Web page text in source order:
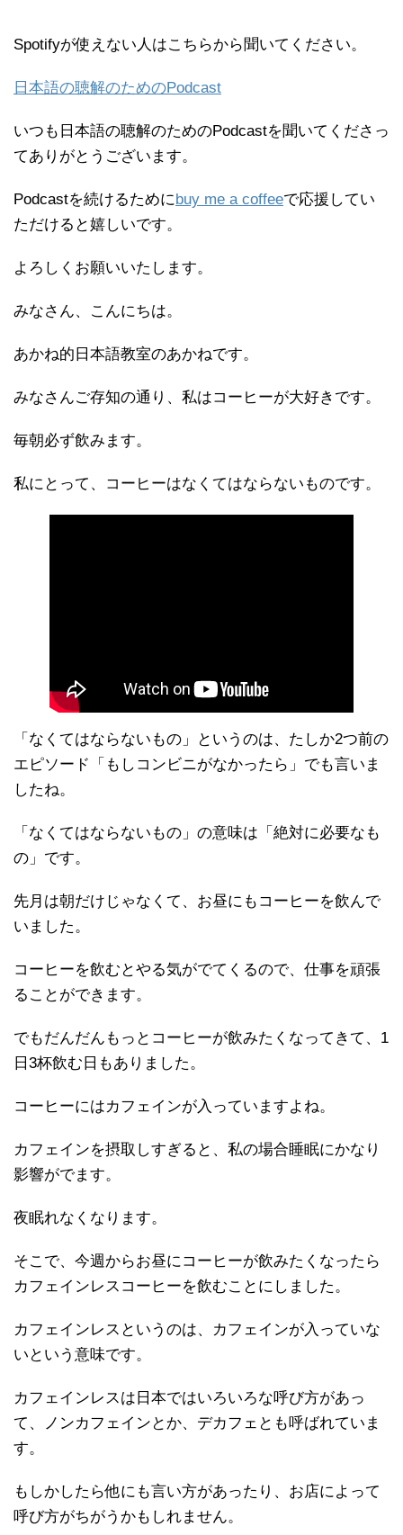
Spotifyが使えない人はこちらから聞いてください。
日本語の聴解のためのPodcast
いつも日本語の聴解のためのPodcastを聞いてくださっ
てありがとうございます。
Podcastを続けるためにbuy me a coffeeで応援してい
ただけると嬉しいです。
よろしくお願いいたします。
みなさん、こんにちは。
あかね的日本語教室のあかねです。
みなさんご存知の通り、私はコーヒーが大好きです。
毎朝必ず飲みます。
私にとって、コーヒーはなくてはならないものです。
「なくてはならないもの」というのは、たしか2つ前の
エピソード「もしコンビニがなかったら」でも言いま
したね。
「なくてはならないもの」の意味は「絶対に必要なも
の」です。
先月は朝だけじゃなくて、お昼にもコーヒーを飲んで
いました。
コーヒーを飲むとやる気がでてくるので、仕事を頑張
ることができます。
でもだんだんもっとコーヒーが飲みたくなってきて、1
日3杯飲む日もありました。
コーヒーにはカフェインが入っていますよね。
カフェインを摂取しすぎると、私の場合睡眠にかなり
影響がでます。
夜眠れなくなります。
そこで、今週からお昼にコーヒーが飲みたくなったら
カフェインレスコーヒーを飲むことにしました。
カフェインレスというのは、カフェインが入っていな
いという意味です。
カフェインレスは日本ではいろいろな呼び方があっ
て、ノンカフェインとか、デカフェとも呼ばれていま
す。
もしかしたら他にも言い方があったり、お店によって
呼び方がちがうかもしれません。